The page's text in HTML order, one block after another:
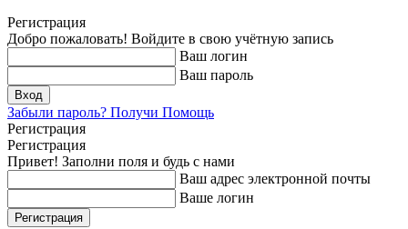
Регистрация
Добро пожаловать! Войдите в свою учётную запись
Ваш логин
Ваш пароль
Забыли пароль? Получи Помощь
Регистрация
Регистрация
Привет! Заполни поля и будь с нами
Ваш адрес электронной почты
Ваше логин